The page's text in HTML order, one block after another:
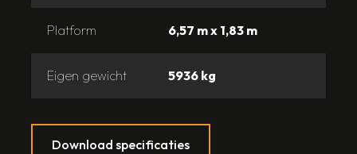
Platform 6,57 m x 1,83 m
Eigen gewicht 5936 kg
Download specificaties